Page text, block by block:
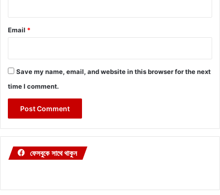
Email *
Save my name, email, and website in this browser for the next
time I comment.
ফেসবুকে সাথে থাকুন